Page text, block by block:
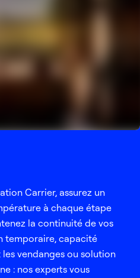
Carrier, assurez un
à chaque étape
la continuité de vos
temporaire, capacité
vendanges ou solution
: nos experts vous